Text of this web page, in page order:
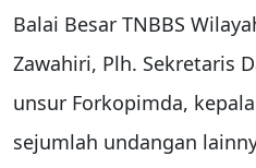
Balai Besar TNBBS
Zawahiri, Plh. Sekretaris
unsur Forkopimda,
sejumlah undangan